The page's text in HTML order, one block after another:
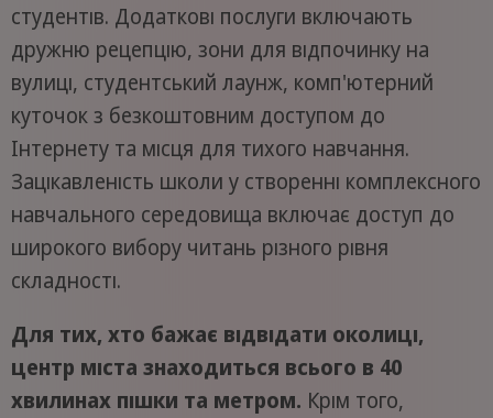
студентів. Додаткові послуги включають
дружню рецепцію, зони для відпочинку на
вулиці, студентський лаунж, комп'ютерний
куточок з безкоштовним доступом до
Інтернету та місця для тихого навчання.
Зацікавленість школи у створенні комплексного
навчального середовища включає доступ до
широкого вибору читань різного рівня
складності.
Для тих, хто бажає відвідати околиці,
центр міста знаходиться всього в 40
хвилинах пішки та метром. Крім того,